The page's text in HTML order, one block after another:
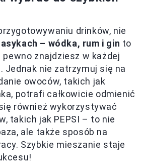
drinków, nie
– wódka, rum i gin to
pewno znajdziesz w każdej
Jednak nie zatrzymuj się na
owoców, takich jak
potrafi całkowicie odmienić
również wykorzystywać
takich jak PEPSI – to nie
ale także sposób na
Szybkie mieszanie staje